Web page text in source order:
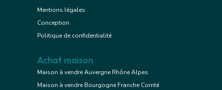
Mentions légales
Conception
Politique de confidentialité
Achat maison
Maison à vendre Auvergne Rhône Alpes
Maison à vendre Bourgogne Franche Comté